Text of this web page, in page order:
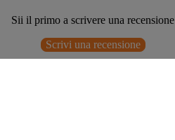
Sii il primo a scrivere una recensione
Scrivi una recensione